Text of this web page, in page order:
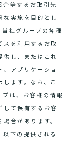
介等するお取引先
な実施を目的とし
社グループの各種
スを利用するお取
供し、またはこれ
、アプリケーショ
ます。なお、こ
は、お客様の情報
して保有するお客
合があります。
下の提供される